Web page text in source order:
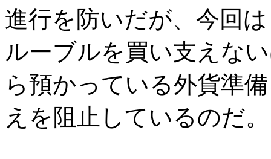
進行を防いだが、今回
ルーブルを買い支えな
ら預かっている外貨準
えを阻止しているのだ。